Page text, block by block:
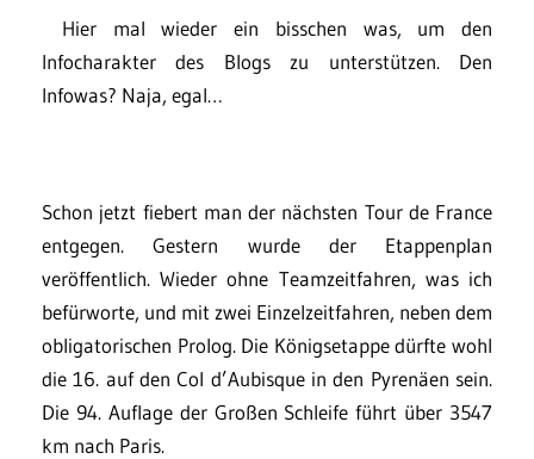
Hier mal wieder ein bisschen was, um den
Infocharakter des Blogs zu unterstützen. Den
Infowas? Naja, egal…
Schon jetzt fiebert man der nächsten Tour de France
entgegen. Gestern wurde der Etappenplan
veröffentlich. Wieder ohne Teamzeitfahren, was ich
befürworte, und mit zwei Einzelzeitfahren, neben dem
obligatorischen Prolog. Die Königsetappe dürfte wohl
die 16. auf den Col d’Aubisque in den Pyrenäen sein.
Die 94. Auflage der Großen Schleife führt über 3547
km nach Paris.